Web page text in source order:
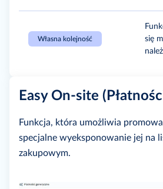
Własna kolejność
się
Easy On-site
Funkcja, która umożliwia
specjalne wyeksponowanie jej na
zakupowym.